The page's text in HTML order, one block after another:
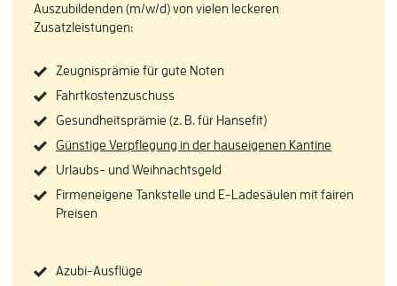
Auszubildenden (m/w/d) von vielen leckeren
Zusatzleistungen:
Zeugnisprämie für gute Noten
Fahrtkostenzuschuss
Gesundheitsprämie (z. B. für Hansefit)
Günstige Verpflegung in der hauseigenen Kantine
Urlaubs- und Weihnachtsgeld
Firmeneigene Tankstelle und E-Ladesäulen mit fairen
Preisen
Azubi-Ausflüge